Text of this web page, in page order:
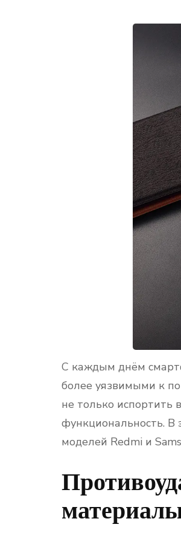
С каждым днём
более уязвимыми к
не только испортить
функциональность. В
моделей Redmi и